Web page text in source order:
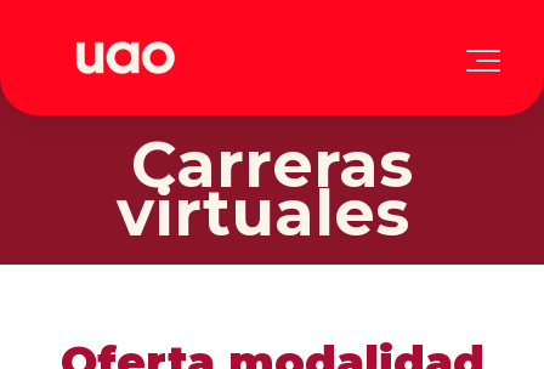
Carreras
virtuales